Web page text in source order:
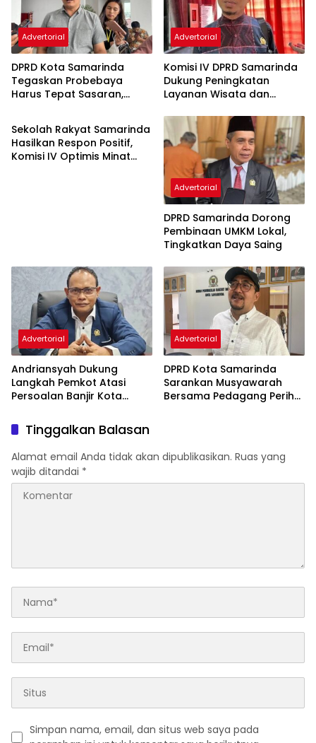
Advertorial
DPRD Kota Samarinda
Tegaskan Probebaya
Harus Tepat Sasaran,
Advertorial
Komisi IV DPRD Samarinda
Dukung Peningkatan
Layanan Wisata dan
Advertorial
Sekolah Rakyat Samarinda
Hasilkan Respon Positif,
Komisi IV Optimis Minat
Advertorial
DPRD Samarinda Dorong
Pembinaan UMKM Lokal,
Tingkatkan Daya Saing
Advertorial
Andriansyah Dukung
Langkah Pemkot Atasi
Persoalan Banjir Kota
Advertorial
DPRD Kota Samarinda
Sarankan Musyawarah
Bersama Pedagang Perihal
Tinggalkan Balasan
Alamat email Anda tidak akan dipublikasikan. Ruas yang
wajib ditandai *
Simpan nama, email, dan situs web saya pada